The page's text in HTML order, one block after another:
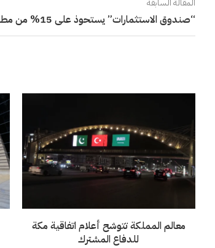
المقالة السابقة
“صندوق الاستثمارات” يستحوذ على 15% من مطار هيثرو
معالم المملكة تتوشح أعلام اتفاقية مكة
للدفاع المشترك